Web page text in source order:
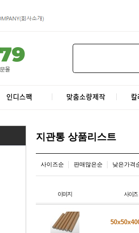
지관통 상품리스트
사이즈순 판매많은순 낮은가격